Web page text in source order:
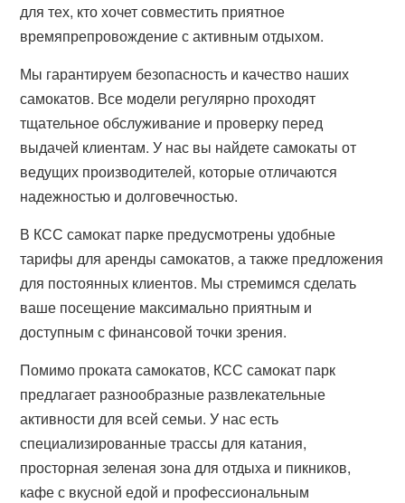
для тех, кто хочет совместить приятное
времяпрепровождение с активным отдыхом.
Мы гарантируем безопасность и качество наших
самокатов. Все модели регулярно проходят
тщательное обслуживание и проверку перед
выдачей клиентам. У нас вы найдете самокаты от
ведущих производителей, которые отличаются
надежностью и долговечностью.
В КСС самокат парке предусмотрены удобные
тарифы для аренды самокатов, а также предложения
для постоянных клиентов. Мы стремимся сделать
ваше посещение максимально приятным и
доступным с финансовой точки зрения.
Помимо проката самокатов, КСС самокат парк
предлагает разнообразные развлекательные
активности для всей семьи. У нас есть
специализированные трассы для катания,
просторная зеленая зона для отдыха и пикников,
кафе с вкусной едой и профессиональным